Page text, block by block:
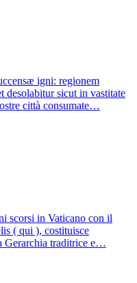
igni: regionem
desolabitur sicut in vastitate
città consumate…
scorsi in Vaticano con il
( qui ), costituisce
Gerarchia traditrice e…